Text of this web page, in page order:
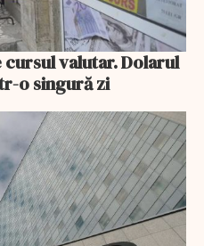
valutar. Dolarul
o singură zi